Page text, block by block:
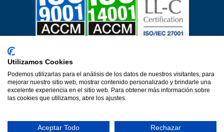
Aviso LegalPolítica de privacidad
Política de calidadProtección de datos
Declaración de accesibilidad
© 2026·Ver 1.0·Formacion Para el Desarrollo e Insercion S.L.
Utilizamos Cookies
Podemos utilizarlas para el análisis de los datos de nuestros visitantes, para
mejorar nuestro sitio web, mostrar contenido personalizado y brindarle una
excelente experiencia en el sitio web. Para obtener más información sobre
las cookies que utilizamos, abre los ajustes.
Aceptar Todo Rechazar